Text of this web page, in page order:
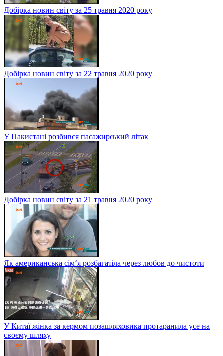
Добірка новин світу за 25 травня 2020 року
Добірка новин світу за 22 травня 2020 року
У Пакистані розбився пасажирський літак
Добірка новин світу за 21 травня 2020 року
Як американська сім‘я розбагатіла через любов до чистоти
У Китаї жінка за кермом позашляховика протаранила усе на
своєму шляху